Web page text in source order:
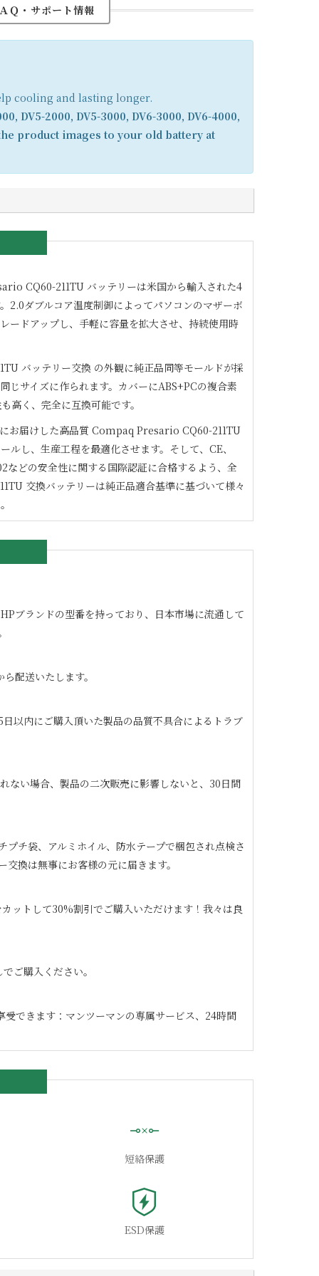
Ｑ・サポート情報
cooling and lasting longer.
DV5-2000, DV5-3000, DV6-3000, DV6-4000,
product images to your old battery at
CQ60-211TU バッテリーは米国から輸入された4
2.0ダブルコア温度制御によってパソコンのマザーボ
ードアップし、手軽に容量を拡大させ、持続使用時
バッテリー交換 の外観に純正品同等モールドが採
じサイズに作られます。カバーにABS+PCの複合素
高く、完全に互換可能です。
お届けした高品質 Compaq Presario CQ60-211TU
ルし、生産工程を最適化させます。そして、CE、
などの安全性に関する国際認証に合格するよう、全
交換バッテリーは純正品適合基準に基づいて様々
ブランドの型番を持っており、日本市場に流通して
配送いたします。
以内にご購入頂いた製品の品質不具合によるトラブ
ない場合、製品の二次販売に影響しないと、30日間
チ袋、アルミホイル、防水テープで梱包され点検さ
交換は無事にお客様の元に届きます。
ットして30%割引でご購入いただけます！我々は良
ご購入ください。
できます：マンツーマンの専属サービス、24時間
短絡保護
ESD保護